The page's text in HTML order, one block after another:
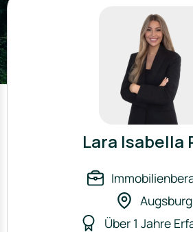
Lara Isabella
Augsburg
Über 1 Jahre